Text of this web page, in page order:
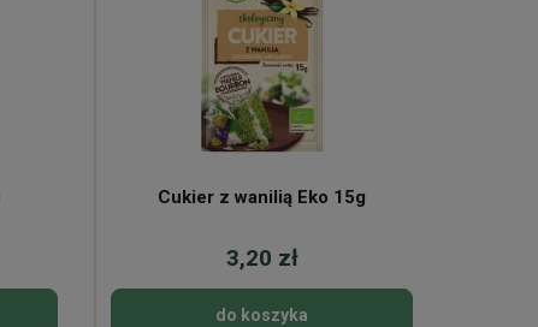
Cukier z wanilią Eko 15g
3,20 zł
do koszyka